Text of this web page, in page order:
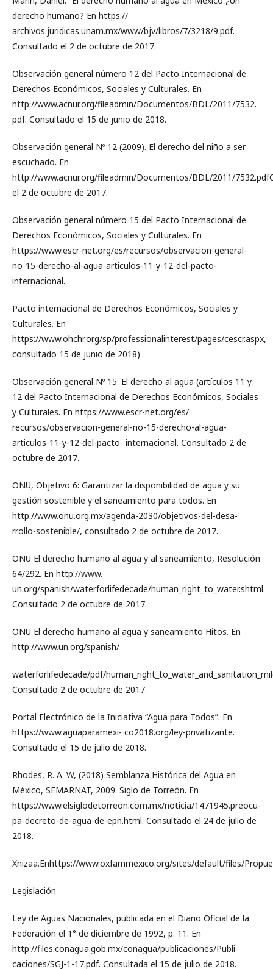
derecho humano? En https://
archivos.juridicas.unam.mx/www/bjv/libros/7/3218/9.pdf.
Consultado el 2 de octubre de 2017.
Observación general número 12 del Pacto Internacional de
Derechos Económicos, Sociales y Culturales. En
http://www.acnur.org/fileadmin/Documentos/BDL/2011/7532.
pdf. Consultado el 15 de junio de 2018.
Observación general Nº 12 (2009). El derecho del niño a ser
escuchado. En
http://www.acnur.org/fileadmin/Documentos/BDL/2011/
el 2 de octubre de 2017.
Observación general número 15 del Pacto Internacional de
Derechos Económicos, Sociales y Culturales. En
https://www.escr-net.org/es/recursos/observacion-general-
no-15-derecho-al-agua-articulos-11-y-12-del-pacto-
internacional.
Pacto internacional de Derechos Económicos, Sociales y
Culturales. En
https://www.ohchr.org/sp/professionalinterest/pages/cescr.aspx,
consultado 15 de junio de 2018)
Observación general Nº 15: El derecho al agua (artículos 11 y
12 del Pacto Internacional de Derechos Económicos, Sociales
y Culturales. En https://www.escr-net.org/es/
recursos/observacion-general-no-15-derecho-al-agua-
articulos-11-y-12-del-pacto- internacional. Consultado 2 de
octubre de 2017.
ONU, Objetivo 6: Garantizar la disponibilidad de agua y su
gestión sostenible y el saneamiento para todos. En
http://www.onu.org.mx/agenda-2030/objetivos-del-desa-
rrollo-sostenible/, consultado 2 de octubre de 2017.
ONU El derecho humano al agua y al saneamiento, Resolución
64/292. En http://www.
un.org/spanish/waterforlifedecade/human_right_to_water.shtml.
Consultado 2 de octubre de 2017.
ONU El derecho humano al agua y saneamiento Hitos. En
http://www.un.org/spanish/
waterforlifedecade/pdf/
Consultado 2 de octubre de 2017.
Portal Electrónico de la Iniciativa “Agua para Todos”. En
https://www.aguaparamexi- co2018.org/ley-privatizante.
Consultado el 15 de julio de 2018.
Rhodes, R. A. W, (2018) Semblanza Histórica del Agua en
México, SEMARNAT, 2009. Siglo de Torreón. En
https://www.elsiglodetorreon.com.mx/noticia/1471945.preocu-
pa-decreto-de-agua-de-epn.html. Consultado el 24 de julio de
2018.
Xnizaa.Enhttps://www.oxfammexico.org/sites/default/files/
Legislación
Ley de Aguas Nacionales, publicada en el Diario Oficial de la
Federación el 1° de diciembre de 1992, p. 11. En
http://files.conagua.gob.mx/conagua/publicaciones/Publi-
caciones/SGJ-1-17.pdf. Consultada el 15 de julio de 2018.